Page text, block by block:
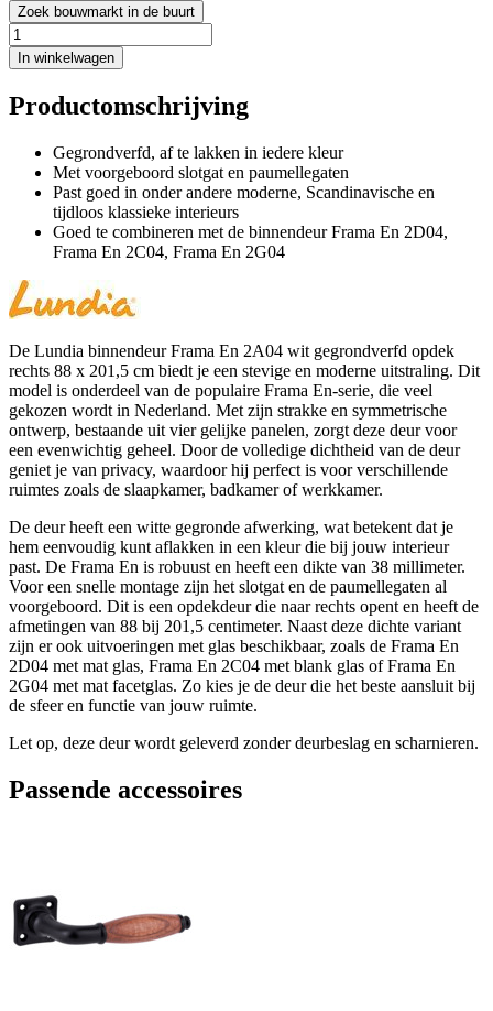
Zoek bouwmarkt in de buurt
In winkelwagen
Productomschrijving
Gegrondverfd, af te lakken in iedere kleur
Met voorgeboord slotgat en paumellegaten
Past goed in onder andere moderne, Scandinavische en
tijdloos klassieke interieurs
Goed te combineren met de binnendeur Frama En 2D04,
Frama En 2C04, Frama En 2G04
De Lundia binnendeur Frama En 2A04 wit gegrondverfd opdek
rechts 88 x 201,5 cm biedt je een stevige en moderne uitstraling. Dit
model is onderdeel van de populaire Frama En-serie, die veel
gekozen wordt in Nederland. Met zijn strakke en symmetrische
ontwerp, bestaande uit vier gelijke panelen, zorgt deze deur voor
een evenwichtig geheel. Door de volledige dichtheid van de deur
geniet je van privacy, waardoor hij perfect is voor verschillende
ruimtes zoals de slaapkamer, badkamer of werkkamer.
De deur heeft een witte gegronde afwerking, wat betekent dat je
hem eenvoudig kunt aflakken in een kleur die bij jouw interieur
past. De Frama En is robuust en heeft een dikte van 38 millimeter.
Voor een snelle montage zijn het slotgat en de paumellegaten al
voorgeboord. Dit is een opdekdeur die naar rechts opent en heeft de
afmetingen van 88 bij 201,5 centimeter. Naast deze dichte variant
zijn er ook uitvoeringen met glas beschikbaar, zoals de Frama En
2D04 met mat glas, Frama En 2C04 met blank glas of Frama En
2G04 met mat facetglas. Zo kies je de deur die het beste aansluit bij
de sfeer en functie van jouw ruimte.
Let op, deze deur wordt geleverd zonder deurbeslag en scharnieren.
Passende accessoires